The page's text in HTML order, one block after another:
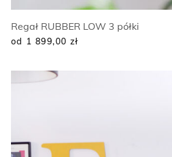
Regał RUBBER LOW 3 półki
od 1 899,00 zł